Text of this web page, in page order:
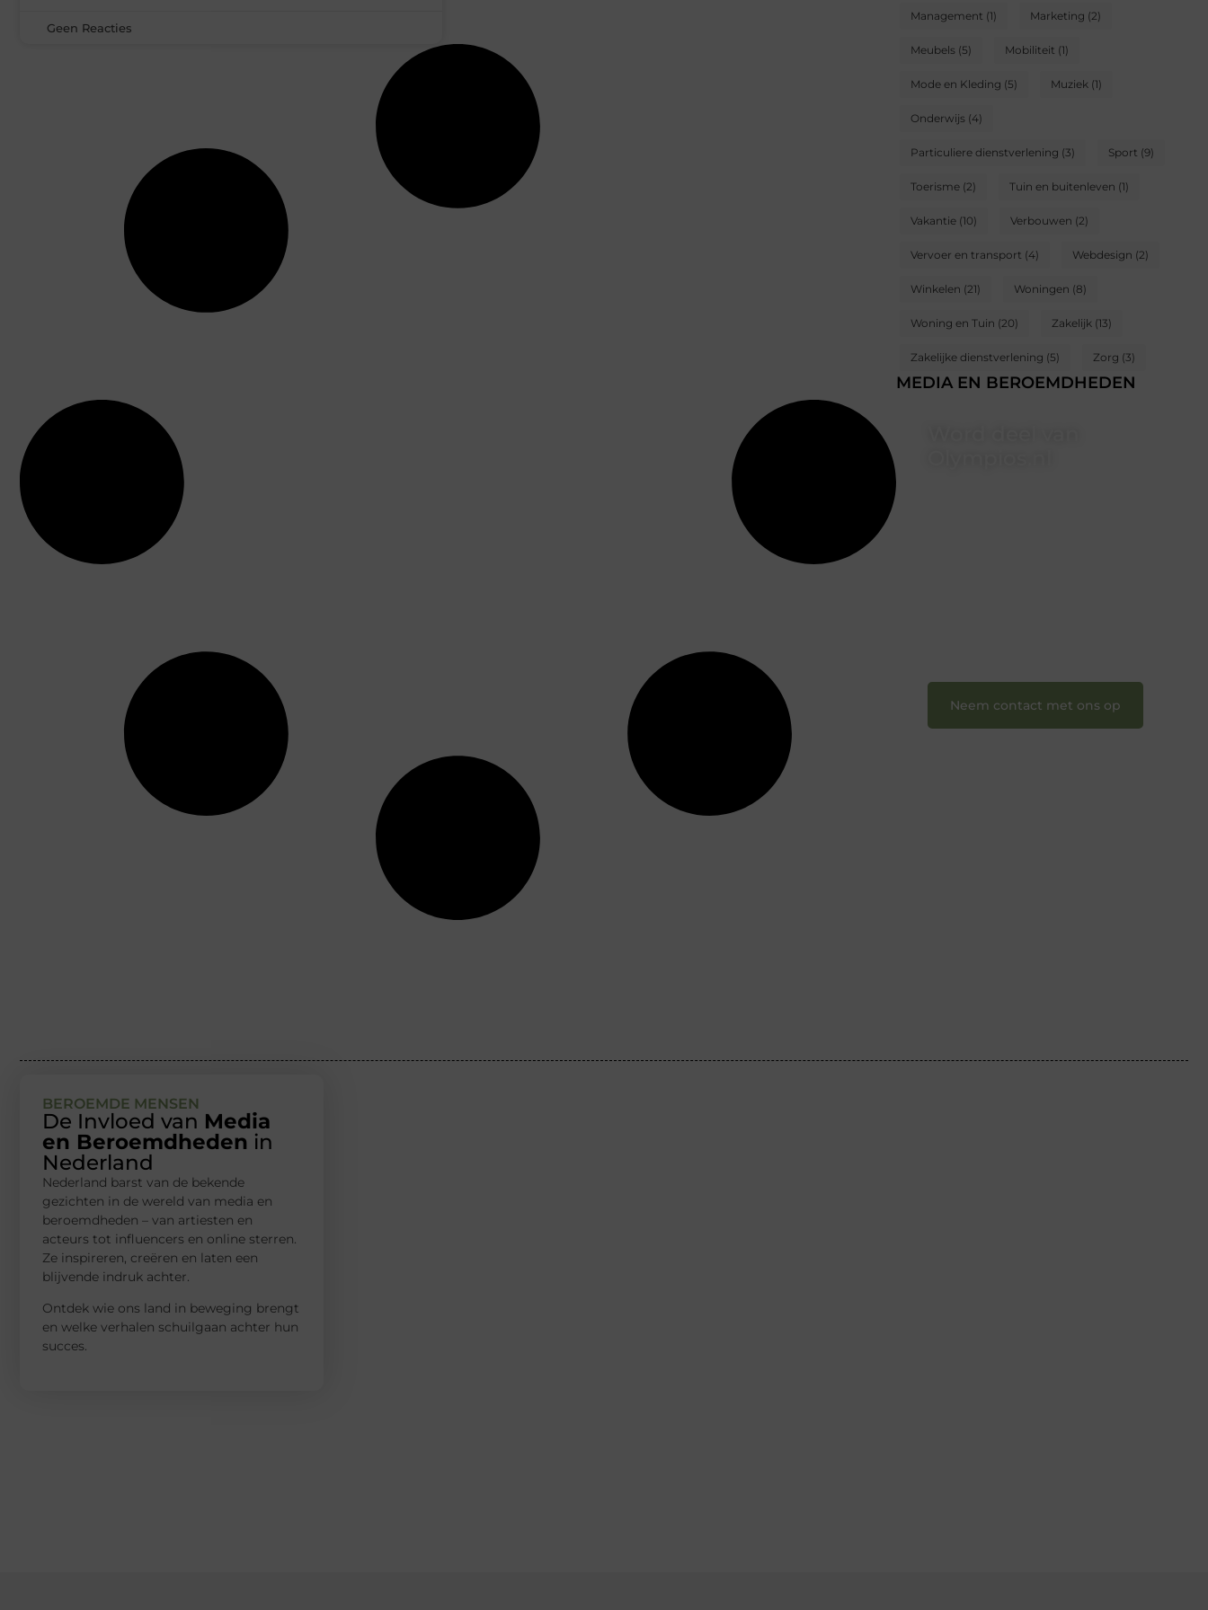
Management (1) Marketing (2)
Meubels (5) Mobiliteit (1)
Mode en Kleding (5) Muziek (1)
Onderwijs (4)
Particuliere dienstverlening (3) Sport (9)
Toerisme (2) Tuin en buitenleven (1)
Vakantie (10) Verbouwen (2)
Vervoer en transport (4) Webdesign (2)
Winkelen (21) Woningen (8)
Woning en Tuin (20) Zakelijk (13)
Zakelijke dienstverlening (5) Zorg (3)
MEDIA EN BEROEMDHEDEN
Neem contact met ons op
Geen Reacties
BEROEMDE MENSEN
De Invloed van Media
en Beroemdheden in
Nederland
Nederland barst van de bekende
gezichten in de wereld van media en
beroemdheden – van artiesten en
acteurs tot influencers en online sterren.
Ze inspireren, creëren en laten een
blijvende indruk achter.
Ontdek wie ons land in beweging brengt
en welke verhalen schuilgaan achter hun
succes.